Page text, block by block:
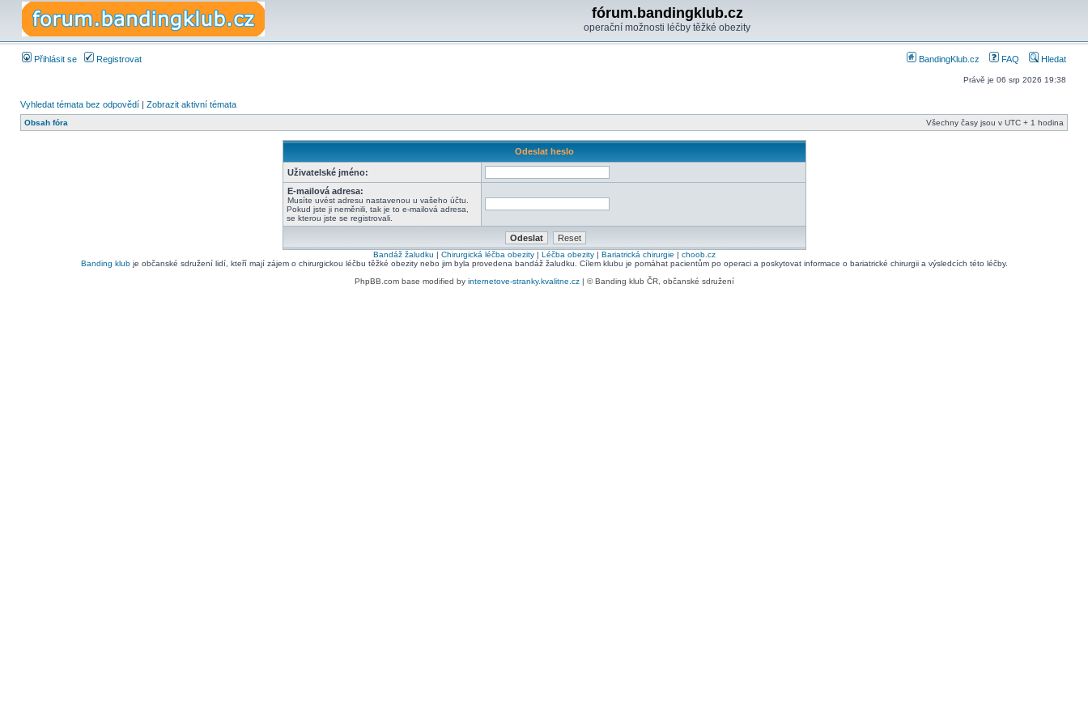
fórum.bandingklub.cz
operační možnosti léčby těžké obezity
Přihlásit se Registrovat BandingKlub.cz FAQ Hledat
Právě je 06 srp 2026 19:38
Vyhledat témata bez odpovědí | Zobrazit aktivní témata
Obsah fóra Všechny časy jsou v UTC + 1 hodina
Odeslat heslo
Uživatelské jméno:
E-mailová adresa:
Musíte uvést adresu nastavenou u vašeho účtu.
Pokud jste ji neměnili, tak je to e-mailová adresa,
se kterou jste se registrovali.
Bandáž žaludku | Chirurgická léčba obezity| Léčba obezity| Bariatrická chirurgie | choob.cz
Banding klubje občanské sdružení lidí, kteří mají zájem o chirurgickou léčbu těžké obezity nebo jim byla provedena bandáž žaludku. Cílem klubu je pomáhat pacientům po operaci a poskytovat informace o bariatrické chirurgii a výsledcích této léčby.
PhpBB.com base modified by internetove-stranky.kvalitne.cz| © Banding klub ČR, občanské sdružení